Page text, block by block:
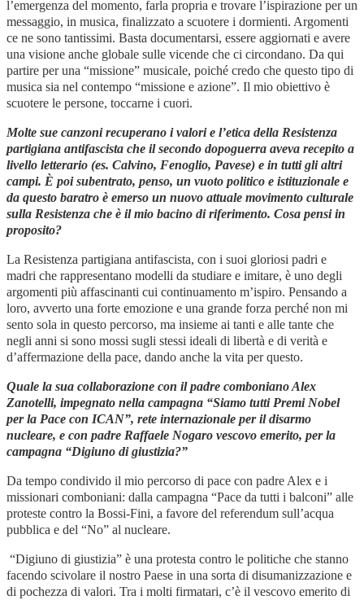
l’emergenza del momento, farla propria e trovare l’ispirazione per un
messaggio, in musica, finalizzato a scuotere i dormienti. Argomenti
ce ne sono tantissimi. Basta documentarsi, essere aggiornati e avere
una visione anche globale sulle vicende che ci circondano. Da qui
partire per una “missione” musicale, poiché credo che questo tipo di
musica sia nel contempo “missione e azione”. Il mio obiettivo è
scuotere le persone, toccarne i cuori.
Molte sue canzoni recuperano i valori e l’etica della Resistenza
partigiana antifascista che il secondo dopoguerra aveva recepito a
livello letterario (es. Calvino, Fenoglio, Pavese) e in tutti gli altri
campi. È poi subentrato, penso, un vuoto politico e istituzionale e
da questo baratro è emerso un nuovo attuale movimento culturale
sulla Resistenza che è il mio bacino di riferimento. Cosa pensi in
proposito?
La Resistenza partigiana antifascista, con i suoi gloriosi padri e
madri che rappresentano modelli da studiare e imitare, è uno degli
argomenti più affascinanti cui continuamento m’ispiro. Pensando a
loro, avverto una forte emozione e una grande forza perché non mi
sento sola in questo percorso, ma insieme ai tanti e alle tante che
negli anni si sono mossi sugli stessi ideali di libertà e di verità e
d’affermazione della pace, dando anche la vita per questo.
Quale la sua collaborazione con il padre comboniano Alex
Zanotelli, impegnato nella campagna “Siamo tutti Premi Nobel
per la Pace con ICAN”, rete internazionale per il disarmo
nucleare, e con padre Raffaele Nogaro vescovo emerito, per la
campagna “Digiuno di giustizia?”
Da tempo condivido il mio percorso di pace con padre Alex e i
missionari comboniani: dalla campagna “Pace da tutti i balconi” alle
proteste contro la Bossi-Fini, a favore del referendum sull’acqua
pubblica e del “No” al nucleare.
“Digiuno di giustizia” è una protesta contro le politiche che stanno
facendo scivolare il nostro Paese in una sorta di disumanizzazione e
di pochezza di valori. Tra i molti firmatari, c’è il vescovo emerito di